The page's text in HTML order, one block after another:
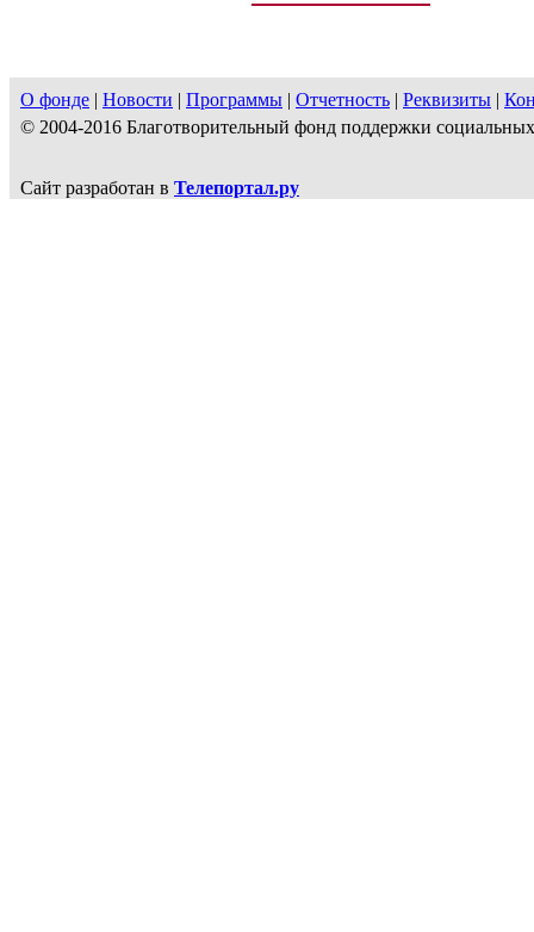
О фонде | Новости | Программы | Отчетность | Реквизиты |
© 2004-2016 Благотворительный фонд поддержки
Сайт разработан в Телепортал.ру